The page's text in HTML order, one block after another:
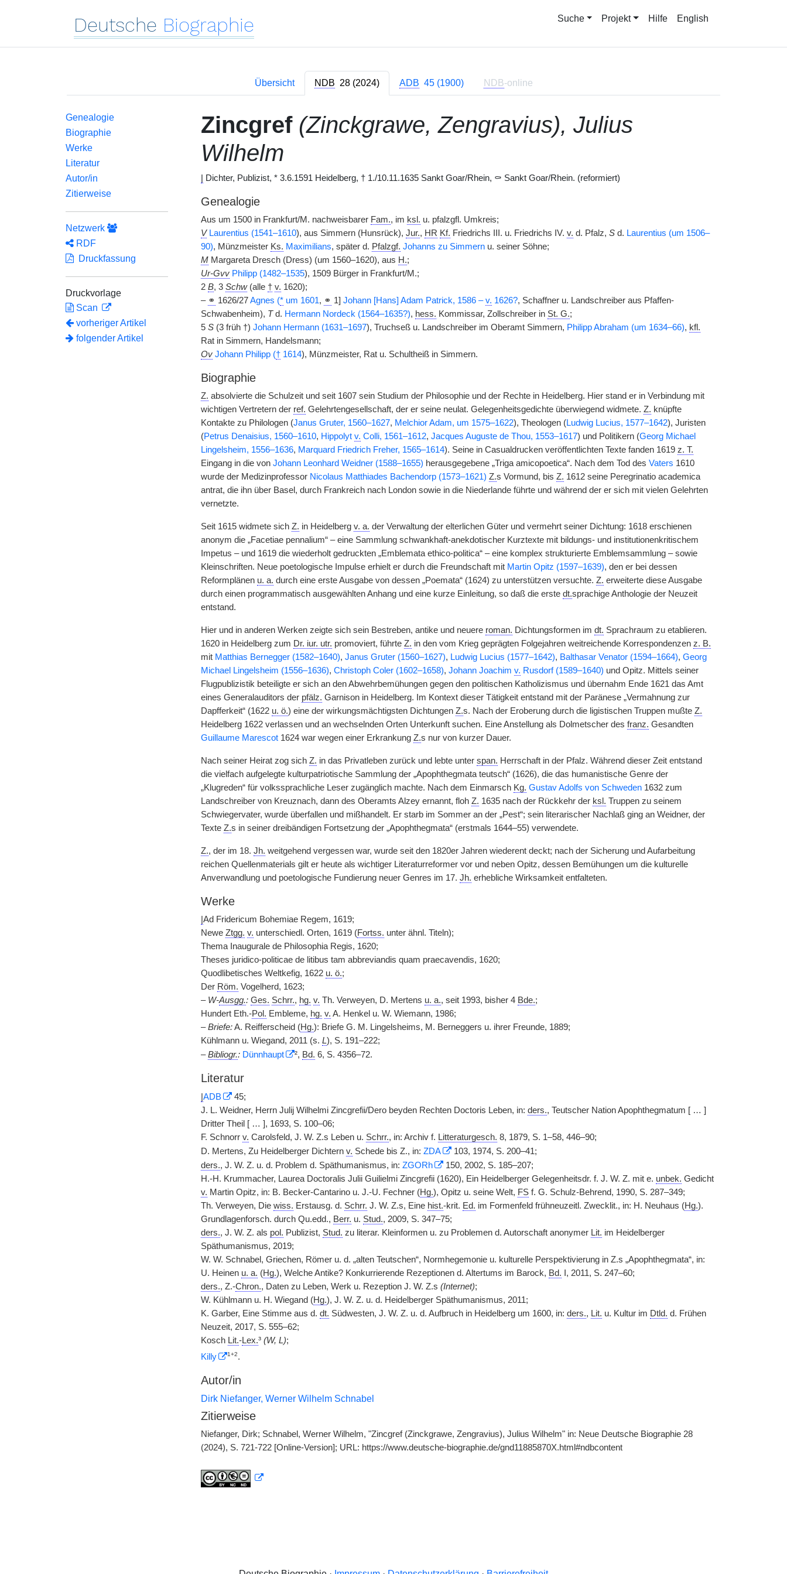
Deutsche Biographie Suche Projekt Hilfe English
Übersicht NDB 28 (2024) ADB 45 (1900) NDB-online
Genealogie
Biographie
Werke
Literatur
Autor/in
Zitierweise
Netzwerk
RDF
Druckfassung
Druckvorlage
Scan
vorheriger Artikel
folgender Artikel
Zincgref (Zinckgrawe, Zengravius), Julius
Wilhelm
Dichter, Publizist, * 3.6.1591 Heidelberg, † 1./10.11.1635 Sankt Goar/Rhein, ⚰ Sankt Goar/Rhein. (reformiert)
Genealogie
Aus um 1500 in Frankfurt/M. nachweisbarer Fam., im ksl. u. pfalzgfl. Umkreis;
V Laurentius (1541–1610), aus Simmern (Hunsrück), Jur., HR Kf. Friedrichs III. u. Friedrichs IV. v. d. Pfalz, Sd. Laurentius (um 1506–
90), Münzmeister Ks. Maximilians, später d. Pfalzgf. Johanns zu Simmernu. seiner Söhne;
MMargareta Dresch (Dress) (um 1560–1620), aus H.;
Ur-Gvv Philipp (1482–1535), 1509 Bürger in Frankfurt/M.;
2 B, 3 Schw(alle † v. 1620);
– ⚭ 1626/27Agnes (*um 1601, ⚭ 1] Johann [Hans] Adam Patrick, 1586 –v. 1626?, Schaffner u. Landschreiber aus Pfaffen-
Schwabenheim), Td. Hermann Nordeck (1564–1635?), hess. Kommissar, Zollschreiber in St. G.;
5 S(3 früh †) Johann Hermann (1631–1697), Truchseß u. Landschreiber im Oberamt Simmern, Philipp Abraham (um 1634–66), kfl.
Rat in Simmern, Handelsmann;
Ov Johann Philipp (†1614), Münzmeister, Rat u. Schultheiß in Simmern.
Biographie
Z. absolvierte die Schulzeit und seit 1607 sein Studium der Philosophie und der Rechte in Heidelberg. Hier stand er in Verbindung mit
wichtigen Vertretern der ref. Gelehrtengesellschaft, der er seine neulat. Gelegenheitsgedichte überwiegend widmete. Z. knüpfte
Kontakte zu Philologen (Janus Gruter, 1560–1627, Melchior Adam, um 1575–1622), Theologen (Ludwig Lucius, 1577–1642), Juristen
(Petrus Denaisius, 1560–1610, Hippolyt v. Colli, 1561–1612, Jacques Auguste de Thou, 1553–1617) und Politikern (Georg Michael
Lingelsheim, 1556–1636, Marquard Friedrich Freher, 1565–1614). Seine in Casualdrucken veröffentlichten Texte fanden 1619 z. T.
Eingang in die von Johann Leonhard Weidner (1588–1655) herausgegebene „Triga amicopoetica“. Nach dem Tod des Vaters 1610
wurde der Medizinprofessor Nicolaus Matthiades Bachendorp (1573–1621) Z.s Vormund, bis Z. 1612 seine Peregrinatio academica
antrat, die ihn über Basel, durch Frankreich nach London sowie in die Niederlande führte und während der er sich mit vielen Gelehrten
vernetzte.
Seit 1615 widmete sich Z. in Heidelberg v. a. der Verwaltung der elterlichen Güter und vermehrt seiner Dichtung: 1618 erschienen
anonym die „Facetiae pennalium“ – eine Sammlung schwankhaft-anekdotischer Kurztexte mit bildungs- und institutionenkritischem
Impetus – und 1619 die wiederholt gedruckten „Emblemata ethico-politica“ – eine komplex strukturierte Emblemsammlung – sowie
Kleinschriften. Neue poetologische Impulse erhielt er durch die Freundschaft mit Martin Opitz (1597–1639), den er bei dessen
Reformplänen u. a. durch eine erste Ausgabe von dessen „Poemata“ (1624) zu unterstützen versuchte. Z. erweiterte diese Ausgabe
durch einen programmatisch ausgewählten Anhang und eine kurze Einleitung, so daß die erste dt.sprachige Anthologie der Neuzeit
entstand.
Hier und in anderen Werken zeigte sich sein Bestreben, antike und neuere roman. Dichtungsformen im dt. Sprachraum zu etablieren.
1620 in Heidelberg zum Dr. iur. utr. promoviert, führte Z. in den vom Krieg geprägten Folgejahren weitreichende Korrespondenzen z. B.
mit Matthias Bernegger (1582–1640), Janus Gruter (1560–1627), Ludwig Lucius (1577–1642), Balthasar Venator (1594–1664), Georg
Michael Lingelsheim (1556–1636), Christoph Coler (1602–1658), Johann Joachim v. Rusdorf (1589–1640) und Opitz. Mittels seiner
Flugpublizistik beteiligte er sich an den Abwehrbemühungen gegen den politischen Katholizismus und übernahm Ende 1621 das Amt
eines Generalauditors der pfälz. Garnison in Heidelberg. Im Kontext dieser Tätigkeit entstand mit der Paränese „Vermahnung zur
Dapfferkeit“ (1622 u. ö.) eine der wirkungsmächtigsten Dichtungen Z.s. Nach der Eroberung durch die ligistischen Truppen mußte Z.
Heidelberg 1622 verlassen und an wechselnden Orten Unterkunft suchen. Eine Anstellung als Dolmetscher des franz. Gesandten
Guillaume Marescot1624 war wegen einer Erkrankung Z.s nur von kurzer Dauer.
Nach seiner Heirat zog sich Z. in das Privatleben zurück und lebte unter span. Herrschaft in der Pfalz. Während dieser Zeit entstand
die vielfach aufgelegte kulturpatriotische Sammlung der „Apophthegmata teutsch“ (1626), die das humanistische Genre der
„Klugreden“ für volkssprachliche Leser zugänglich machte. Nach dem Einmarsch Kg. Gustav Adolfs von Schweden1632 zum
Landschreiber von Kreuznach, dann des Oberamts Alzey ernannt, floh Z. 1635 nach der Rückkehr der ksl. Truppen zu seinem
Schwiegervater, wurde überfallen und mißhandelt. Er starb im Sommer an der „Pest“; sein literarischer Nachlaß ging an Weidner, der
Texte Z.s in seiner dreibändigen Fortsetzung der „Apophthegmata“ (erstmals 1644–55) verwendete.
Z., der im 18. Jh. weitgehend vergessen war, wurde seit den 1820er Jahren wiederent| deckt; nach der Sicherung und Aufarbeitung
reichen Quellenmaterials gilt er heute als wichtiger Literaturreformer vor und neben Opitz, dessen Bemühungen um die kulturelle
Anverwandlung und poetologische Fundierung neuer Genres im 17. Jh. erhebliche Wirksamkeit entfalteten.
Werke
Ad Fridericum Bohemiae Regem, 1619;
Newe Ztgg. v. unterschiedl. Orten, 1619 (Fortss. unter ähnl. Titeln);
Thema Inaugurale de Philosophia Regis, 1620;
Theses juridico-politicae de litibus tam abbreviandis quam praecavendis, 1620;
Quodlibetisches Weltkefig, 1622 u. ö.;
Der Röm. Vogelherd, 1623;
– W-Ausgg.: Ges. Schrr., hg. v. Th. Verweyen, D. Mertens u. a., seit 1993, bisher 4 Bde.;
Hundert Eth.-Pol. Embleme, hg. v. A. Henkel u. W. Wiemann, 1986;
–Briefe:A. Reifferscheid (Hg.): Briefe G. M. Lingelsheims, M. Berneggers u. ihrer Freunde, 1889;
Kühlmann u. Wiegand, 2011 (s. L), S. 191–222;
–Bibliogr.: Dünnhaupt ², Bd. 6, S. 4356–72.
Literatur
ADB
45;
J. L. Weidner, Herrn Julij Wilhelmi Zincgrefii/Dero beyden Rechten Doctoris Leben, in: ders., Teutscher Nation Apophthegmatum [ … ]
Dritter Theil [ … ], 1693, S. 100–06;
F. Schnorr v. Carolsfeld, J. W. Z.s Leben u. Schrr., in: Archiv f. Litteraturgesch. 8, 1879, S. 1–58, 446–90;
D. Mertens, Zu Heidelberger Dichtern v. Schede bis Z., in: ZDA
103, 1974, S. 200–41;
ders., J. W. Z. u. d. Problem d. Späthumanismus, in: ZGORh
150, 2002, S. 185–207;
H.-H. Krummacher, Laurea Doctoralis Julii Guilielmi Zincgrefii (1620), Ein Heidelberger Gelegenheitsdr. f. J. W. Z. mit e. unbek. Gedicht
v. Martin Opitz, in: B. Becker-Cantarino u. J.-U. Fechner (Hg.), Opitz u. seine Welt, FSf. G. Schulz-Behrend, 1990, S. 287–349;
Th. Verweyen, Die wiss. Erstausg. d. Schrr. J. W. Z.s, Eine hist.-krit. Ed. im Formenfeld frühneuzeitl. Zwecklit., in: H. Neuhaus (Hg.).
Grundlagenforsch. durch Qu.edd., Berr. u. Stud., 2009, S. 347–75;
ders., J. W. Z. als pol. Publizist, Stud. zu literar. Kleinformen u. zu Problemen d. Autorschaft anonymer Lit. im Heidelberger
Späthumanismus, 2019;
W. W. Schnabel, Griechen, Römer u. d. „alten Teutschen“, Normhegemonie u. kulturelle Perspektivierung in Z.s „Apophthegmata“, in:
U. Heinen u. a. (Hg.), Welche Antike? Konkurrierende Rezeptionen d. Altertums im Barock, Bd. I, 2011, S. 247–60;
ders., Z.-Chron., Daten zu Leben, Werk u. Rezeption J. W. Z.s (Internet);
W. Kühlmann u. H. Wiegand (Hg.), J. W. Z. u. d. Heidelberger Späthumanismus, 2011;
K. Garber, Eine Stimme aus d. dt. Südwesten, J. W. Z. u. d. Aufbruch in Heidelberg um 1600, in: ders., Lit. u. Kultur im Dtld. d. Frühen
Neuzeit, 2017, S. 555–62;
Kosch Lit.-Lex.³ (W, L);
Killy
1+2.
Autor/in
Dirk Niefanger, Werner Wilhelm Schnabel
Zitierweise
Niefanger, Dirk; Schnabel, Werner Wilhelm, "Zincgref (Zinckgrawe, Zengravius), Julius Wilhelm" in: Neue Deutsche Biographie 28
(2024), S. 721-722 [Online-Version]; URL: https://www.deutsche-biographie.de/gnd11885870X.html#ndbcontent